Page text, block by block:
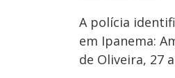
A polícia
em Ipanema:
de Oliveira, 27